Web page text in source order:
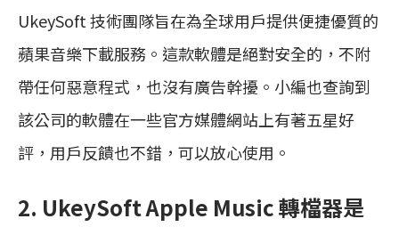
UkeySoft 技術團隊旨在為全球用戶提供便捷優質的
蘋果音樂下載服務。這款軟體是絕對安全的，不附
帶任何惡意程式，也沒有廣告幹擾。小編也查詢到
該公司的軟體在一些官方媒體網站上有著五星好
評，用戶反饋也不錯，可以放心使用。
2. UkeySoft Apple Music 轉檔器是